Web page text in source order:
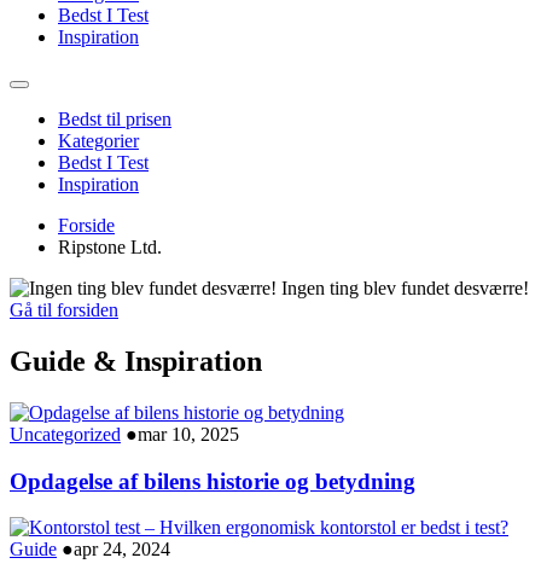
Bedst I Test
Inspiration
Bedst til prisen
Kategorier
Bedst I Test
Inspiration
Forside
Ripstone Ltd.
Ingen ting blev fundet desværre!
Gå til forsiden
Guide & Inspiration
Uncategorized ●mar 10, 2025
Opdagelse af bilens historie og betydning
Guide ●apr 24, 2024